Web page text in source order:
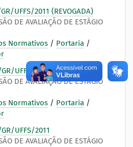
UFFS/2011 (REVOGADA)
DE AVALIAÇÃO DE ESTÁGIO
Normativos / Portaria /
UFFS/2011 (REVOGADA)
DE AVALIAÇÃO DE ESTÁGIO
Normativos / Portaria /
UFFS/2011
DE AVALIAÇÃO DE ESTÁGIO